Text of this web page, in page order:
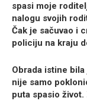
spasi moje
nalogu svojih
Čak je sačuvao i
policiju na kraju
Obrada istine
nije samo
puta spasio